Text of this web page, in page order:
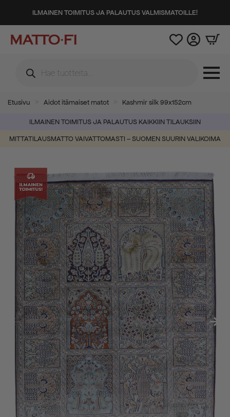
ILMAINEN TOIMITUS JA PALAUTUS VALMISMATOILLE!
search
Etusivu Aidot itämaiset matot Kashmir silk 99x152cm
ILMAINEN TOIMITUS JA PALAUTUS KAIKKIIN TILAUKSIIN
MITTATILAUSMATTO VAIVATTOMASTI – SUOMEN SUURIN VALIKOIMA
-50%